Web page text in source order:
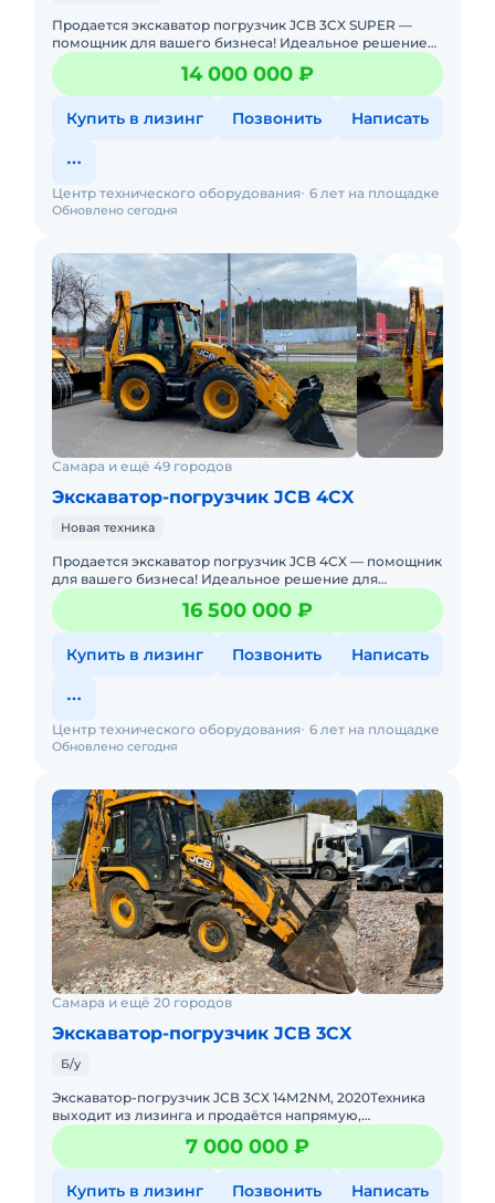
Продается экскаватор погрузчик JCB 3CX SUPER —
помощник для вашего бизнеса! Идеальное решение
для строительства, сельского хозяйства,
коммунального и дорожного
14 000 000 ₽
Купить в лизинг Позвонить Написать
Обновлено сегодня
Центр технического оборудования 6 лет на площадке
Самара и ещё 49 городов
Экскаватор-погрузчик JCB 4CX
Новая техника
Продается экскаватор погрузчик JCB 4CX — помощник
для вашего бизнеса! Идеальное решение для
строительства, сельского хозяйства, коммунального и
дорожного сектор 16 500 000 ₽
Купить в лизинг Позвонить Написать
Обновлено сегодня
Центр технического оборудования 6 лет на площадке
Самара и ещё 20 городов
Экскаватор-погрузчик JCB 3CX
Б/у
Экскавaтop-пoгрузчик JCВ 3СХ 14М2NM, 2020Тeхника
выxодит из лизинга и пpoдаётся нaпpямую,
oфициaльнo. Документы чистые: оригинал ПCM, бeз
apecтов и oбрeменений7 000 000 ₽
Купить в лизинг Позвонить Написать